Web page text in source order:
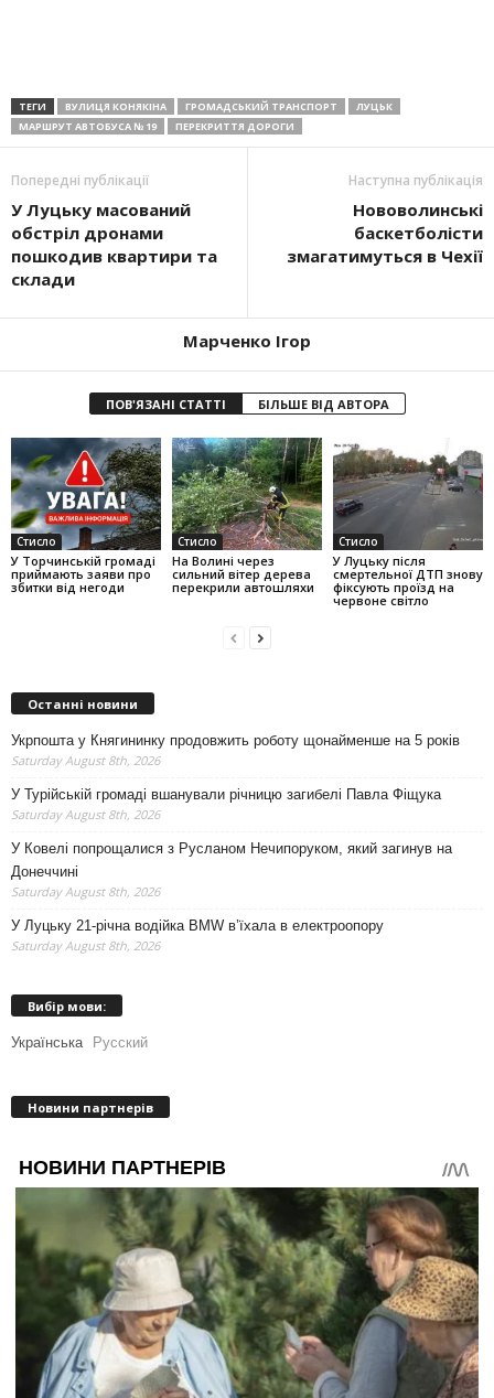
ТЕГИ ВУЛИЦЯ КОНЯКІНА ГРОМАДСЬКИЙ ТРАНСПОРТ
ЛУЦЬК
МАРШРУТ АВТОБУСА № 19
ПЕРЕКРИТТЯ ДОРОГИ
Попередні публікації
У Луцьку масований
обстріл дронами
пошкодив квартири та
склади
Наступна публікація
Нововолинські
баскетболісти
змагатимуться в Чехії
Марченко Ігор
ПОВ'ЯЗАНІ СТАТТІ БІЛЬШЕ ВІД АВТОРА
Стисло
У Торчинській громаді
приймають заяви про
збитки від негоди
Стисло
На Волині через
сильний вітер дерева
перекрили автошляхи
Стисло
У Луцьку після
смертельної ДТП знову
фіксують проїзд на
червоне світло
Останні новини
Укрпошта у Княгининку продовжить роботу щонайменше на 5 років
Saturday August 8th, 2026
У Турійській громаді вшанували річницю загибелі Павла Фіщука
Saturday August 8th, 2026
У Ковелі попрощалися з Русланом Нечипоруком, який загинув на
Донеччині
Saturday August 8th, 2026
У Луцьку 21-річна водійка BMW в’їхала в електроопору
Saturday August 8th, 2026
Вибір мови:
Українська Русский
Новини партнерів